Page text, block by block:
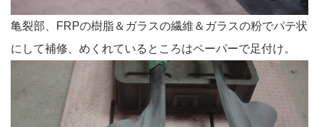
亀裂部、FRPの樹脂＆ガラスの繊維＆ガラスの粉でパテ状
にして補修、めくれているところはペーパーで足付け。